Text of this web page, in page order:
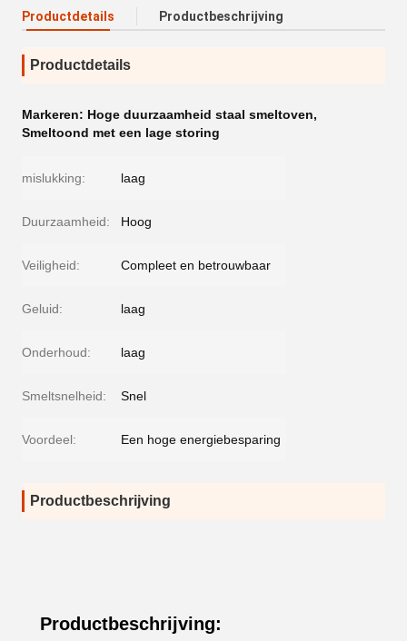
Productdetails Productbeschrijving
Productdetails
Markeren: Hoge duurzaamheid staal smeltoven,
Smeltoond met een lage storing
mislukking: laag
Duurzaamheid: Hoog
Veiligheid: Compleet en betrouwbaar
Geluid: laag
Onderhoud: laag
Smeltsnelheid: Snel
Voordeel: Een hoge energiebesparing
Productbeschrijving
Productbeschrijving: